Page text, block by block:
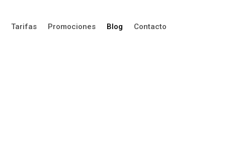
Tarifas Promociones Blog Contacto